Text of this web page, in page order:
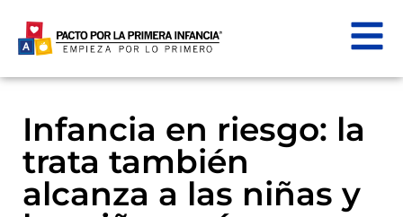
Infancia en riesgo: la
trata también
alcanza a las niñas y